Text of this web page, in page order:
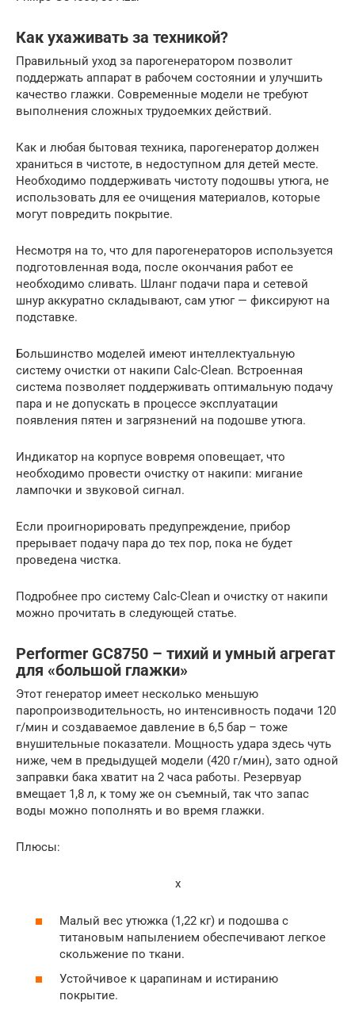
Как ухаживать за техникой?
Правильный уход за парогенератором позволит
поддержать аппарат в рабочем состоянии и улучшить
качество глажки. Современные модели не требуют
выполнения сложных трудоемких действий.
Как и любая бытовая техника, парогенератор должен
храниться в чистоте, в недоступном для детей месте.
Необходимо поддерживать чистоту подошвы утюга, не
использовать для ее очищения материалов, которые
могут повредить покрытие.
Несмотря на то, что для парогенераторов используется
подготовленная вода, после окончания работ ее
необходимо сливать. Шланг подачи пара и сетевой
шнур аккуратно складывают, сам утюг — фиксируют на
подставке.
Большинство моделей имеют интеллектуальную
систему очистки от накипи Calc-Clean. Встроенная
система позволяет поддерживать оптимальную подачу
пара и не допускать в процессе эксплуатации
появления пятен и загрязнений на подошве утюга.
Индикатор на корпусе вовремя оповещает, что
необходимо провести очистку от накипи: мигание
лампочки и звуковой сигнал.
Если проигнорировать предупреждение, прибор
прерывает подачу пара до тех пор, пока не будет
проведена чистка.
Подробнее про систему Calc-Clean и очистку от накипи
можно прочитать в следующей статье.
Performer GC8750 – тихий и умный агрегат
для «большой глажки»
Этот генератор имеет несколько меньшую
паропроизводительность, но интенсивность подачи 120
г/мин и создаваемое давление в 6,5 бар – тоже
внушительные показатели. Мощность удара здесь чуть
ниже, чем в предыдущей модели (420 г/мин), зато одной
заправки бака хватит на 2 часа работы. Резервуар
вмещает 1,8 л, к тому же он съемный, так что запас
воды можно пополнять и во время глажки.
Плюсы:
x
Малый вес утюжка (1,22 кг) и подошва с
титановым напылением обеспечивают легкое
скольжение по ткани.
Устойчивое к царапинам и истиранию
покрытие.